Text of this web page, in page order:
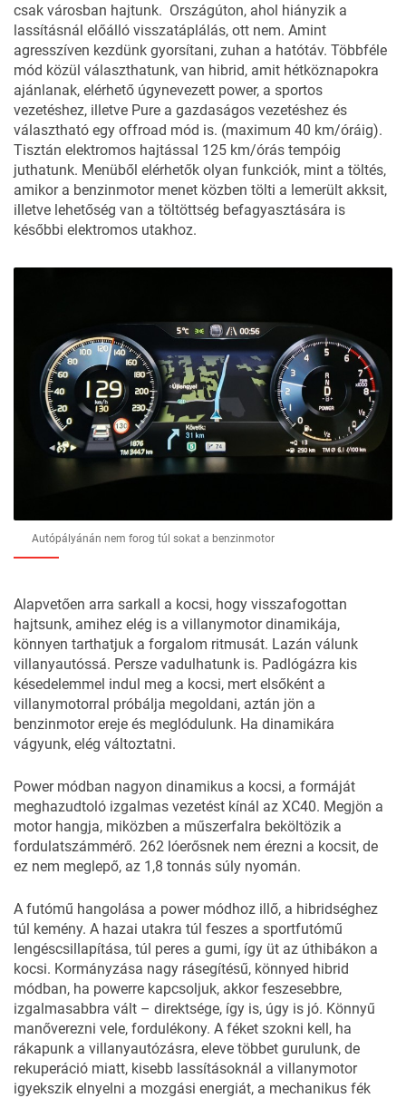
csak városban hajtunk. Országúton, ahol hiányzik a
lassításnál előálló visszatáplálás, ott nem. Amint
agresszíven kezdünk gyorsítani, zuhan a hatótáv. Többféle
mód közül választhatunk, van hibrid, amit hétköznapokra
ajánlanak, elérhető úgynevezett power, a sportos
vezetéshez, illetve Pure a gazdaságos vezetéshez és
választható egy offroad mód is. (maximum 40 km/óráig).
Tisztán elektromos hajtással 125 km/órás tempóig
juthatunk. Menüből elérhetők olyan funkciók, mint a töltés,
amikor a benzinmotor menet közben tölti a lemerült akksit,
illetve lehetőség van a töltöttség befagyasztására is
későbbi elektromos utakhoz.
Autópályánán nem forog túl sokat a benzinmotor
Alapvetően arra sarkall a kocsi, hogy visszafogottan
hajtsunk, amihez elég is a villanymotor dinamikája,
könnyen tarthatjuk a forgalom ritmusát. Lazán válunk
villanyautóssá. Persze vadulhatunk is. Padlógázra kis
késedelemmel indul meg a kocsi, mert elsőként a
villanymotorral próbálja megoldani, aztán jön a
benzinmotor ereje és meglódulunk. Ha dinamikára
vágyunk, elég változtatni.
Power módban nagyon dinamikus a kocsi, a formáját
meghazudtoló izgalmas vezetést kínál az XC40. Megjön a
motor hangja, miközben a műszerfalra beköltözik a
fordulatszámmérő. 262 lóerősnek nem érezni a kocsit, de
ez nem meglepő, az 1,8 tonnás súly nyomán.
A futómű hangolása a power módhoz illő, a hibridséghez
túl kemény. A hazai utakra túl feszes a sportfutómű
lengéscsillapítása, túl peres a gumi, így üt az úthibákon a
kocsi. Kormányzása nagy rásegítésű, könnyed hibrid
módban, ha powerre kapcsoljuk, akkor feszesebbre,
izgalmasabbra vált – direktsége, így is, úgy is jó. Könnyű
manőverezni vele, fordulékony. A féket szokni kell, ha
rákapunk a villanyautózásra, eleve többet gurulunk, de
rekuperáció miatt, kisebb lassításoknál a villanymotor
igyekszik elnyelni a mozgási energiát, a mechanikus fék